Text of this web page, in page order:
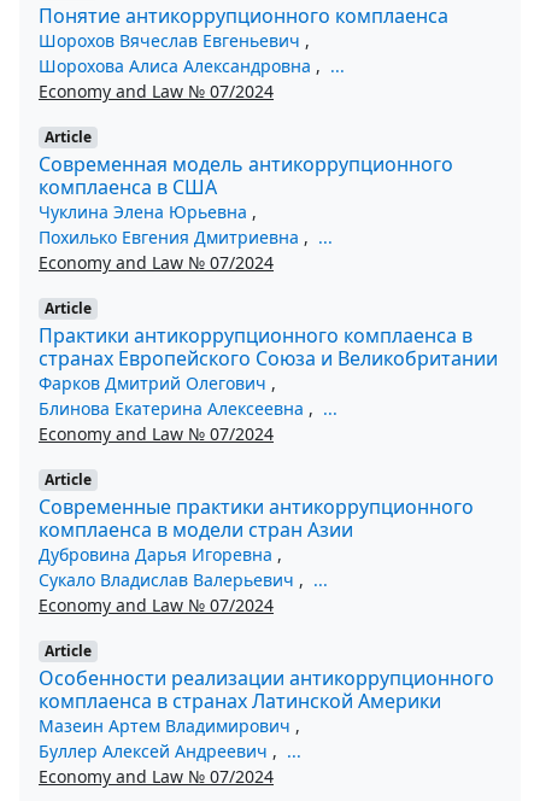
Понятие антикоррупционного комплаенса
Шорохов Вячеслав Евгеньевич ,
Шорохова Алиса Александровна , ...
Economy and Law № 07/2024
Article
Современная модель антикоррупционного
комплаенса в США
Чуклина Элена Юрьевна ,
Похилько Евгения Дмитриевна , ...
Economy and Law № 07/2024
Article
Практики антикоррупционного комплаенса в
странах Европейского Союза и Великобритании
Фарков Дмитрий Олегович ,
Блинова Екатерина Алексеевна , ...
Economy and Law № 07/2024
Article
Современные практики антикоррупционного
комплаенса в модели стран Азии
Дубровина Дарья Игоревна ,
Сукало Владислав Валерьевич , ...
Economy and Law № 07/2024
Article
Особенности реализации антикоррупционного
комплаенса в странах Латинской Америки
Мазеин Артем Владимирович ,
Буллер Алексей Андреевич , ...
Economy and Law № 07/2024